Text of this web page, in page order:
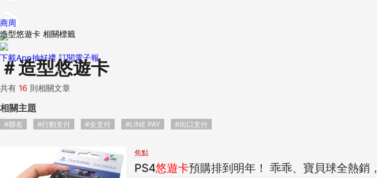
下載App抽好禮 訂閱電子報
商周
造型悠遊卡 相關標籤
＃造型悠遊卡
共有 16 則相關文章
相關主題
#聯名 #行動支付 #全支付 #LINE PAY #街口支付
焦點
PS4悠遊卡預購排到明年！ 乖乖、寶貝球全熱銷，